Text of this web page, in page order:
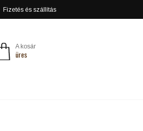
Fizetés és szállítás
A kosár
üres